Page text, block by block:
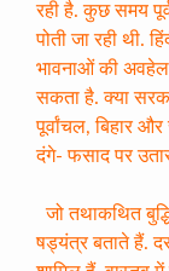
रही है. कुछ समय
पोती जा रही थी.
भावनाओं की
सकता है. क्या
पूर्वांचल, बिहार
दंगे- फसाद पर
जो तथाकथित
षड्यंत्र बताते हैं.